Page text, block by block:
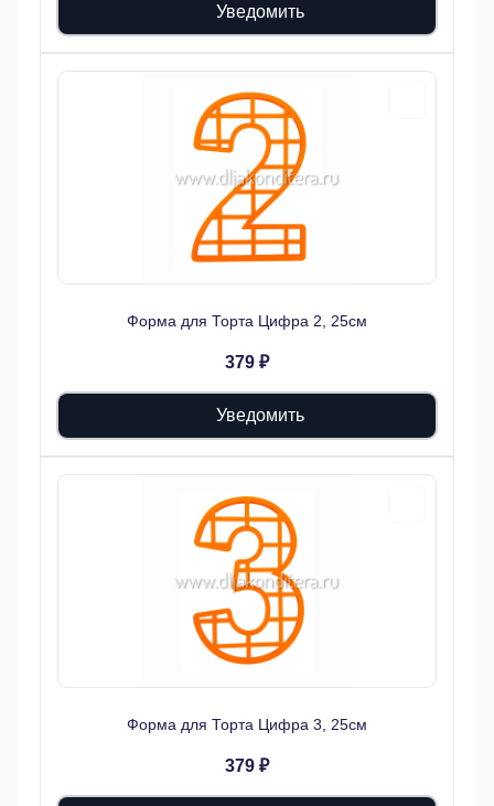
Уведомить
Форма для Торта Цифра 2, 25см
379 ₽
Уведомить
Форма для Торта Цифра 3, 25см
379 ₽